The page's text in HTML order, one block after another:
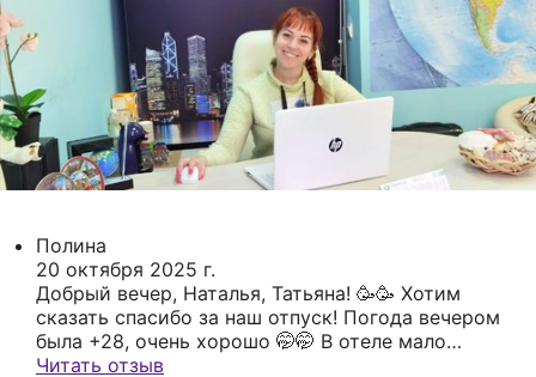
Полина
20 октября 2025 г.
Добрый вечер, Наталья, Татьяна! 🥳🥳 Хотим
сказать спасибо за наш отпуск! Погода вечером
была +28, очень хорошо 🤭🤭 В отеле мало
людей, много свободных на анимации мест, с
Читать отзыв